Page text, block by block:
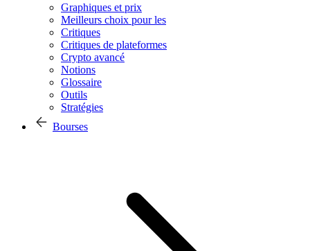
Graphiques et prix
Meilleurs choix pour les
Critiques
Critiques de plateformes
Crypto avancé
Notions
Glossaire
Outils
Stratégies
Bourses